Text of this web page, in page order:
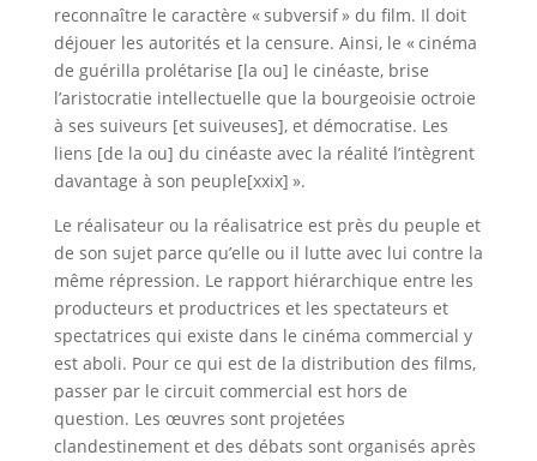
reconnaître le caractère « subversif » du film. Il doit
déjouer les autorités et la censure. Ainsi, le « cinéma
de guérilla prolétarise [la ou] le cinéaste, brise
l’aristocratie intellectuelle que la bourgeoisie octroie
à ses suiveurs [et suiveuses], et démocratise. Les
liens [de la ou] du cinéaste avec la réalité l’intègrent
davantage à son peuple[xxix] ».
Le réalisateur ou la réalisatrice est près du peuple et
de son sujet parce qu’elle ou il lutte avec lui contre la
même répression. Le rapport hiérarchique entre les
producteurs et productrices et les spectateurs et
spectatrices qui existe dans le cinéma commercial y
est aboli. Pour ce qui est de la distribution des films,
passer par le circuit commercial est hors de
question. Les œuvres sont projetées
clandestinement et des débats sont organisés après